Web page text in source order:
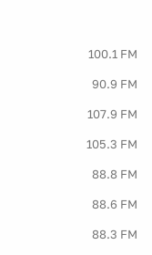
100.1 FM
90.9 FM
107.9 FM
105.3 FM
88.8 FM
88.6 FM
88.3 FM